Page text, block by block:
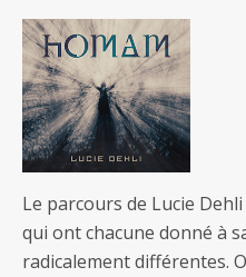
Le parcours de Lucie
qui ont chacune donné à
radicalement différentes.